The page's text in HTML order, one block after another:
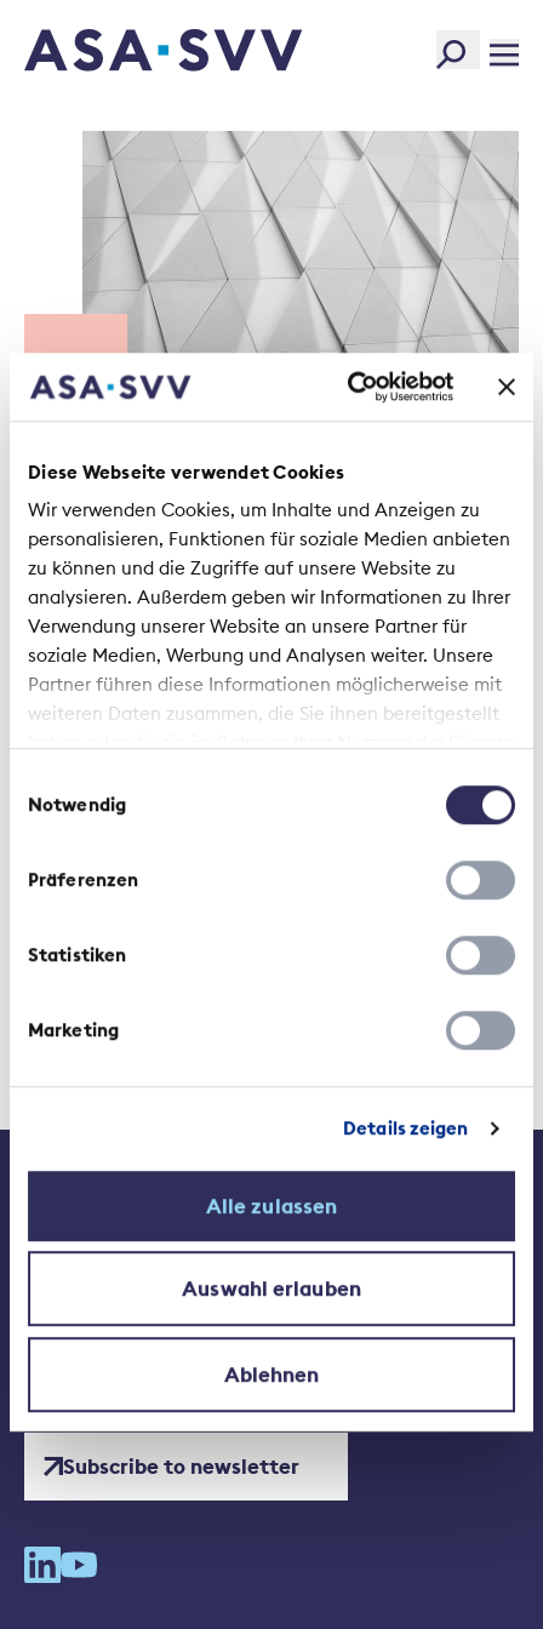
Diese Webseite verwendet Cookies
Wir verwenden Cookies, um Inhalte und Anzeigen zu
personalisieren, Funktionen für soziale Medien anbieten
zu können und die Zugriffe auf unsere Website zu
analysieren. Außerdem geben wir Informationen zu Ihrer
Verwendung unserer Website an unsere Partner für
soziale Medien, Werbung und Analysen weiter. Unsere
Partner führen diese Informationen möglicherweise mit
weiteren Daten zusammen, die Sie ihnen bereitgestellt
haben oder die sie im Rahmen Ihrer Nutzung der Dienste
Notwendig
Präferenzen
Statistiken
Marketing
Details zeigen
Alle zulassen
Auswahl erlauben
Ablehnen
SVV Logo
This site uses different types of cookies.
Some cookies are placed by third parties
that appear on our pages. You can change
or withdraw your consent at any time from
Media
Jobs at the SIA
Swiss Insurance Association SIA
Conrad-Ferdinand-Meyer-Strasse 14
Subscribe to newsletter